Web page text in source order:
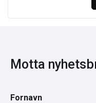
Motta
Fornavn